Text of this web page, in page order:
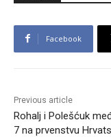
Facebook
Previous article
Rohalj i Polešćuk
7 na prvenstvu